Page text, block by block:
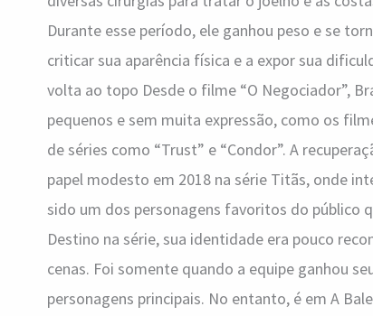
Durante esse período, ele ganhou peso e se
criticar sua aparência física e a expor sua
volta ao topo Desde o filme “O Negociador”,
pequenos e sem muita expressão, como os
de séries como “Trust” e “Condor”. A
papel modesto em 2018 na série Titãs, onde
sido um dos personagens favoritos do público
Destino na série, sua identidade era pouco
cenas. Foi somente quando a equipe ganhou
personagens principais. No entanto, é em A